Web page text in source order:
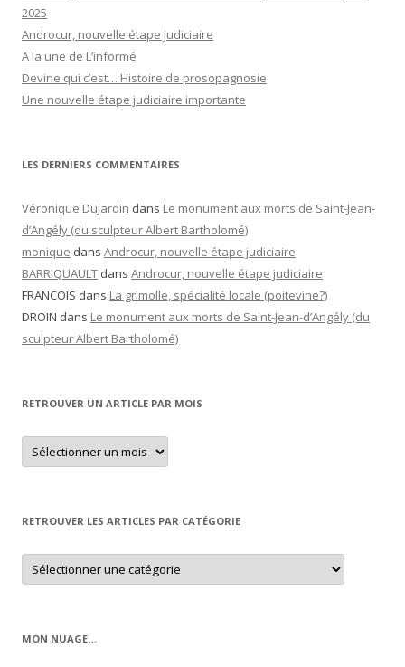
2025
Androcur, nouvelle étape judiciaire
A la une de L’informé
Devine qui c’est… Histoire de prosopagnosie
Une nouvelle étape judiciaire importante
LES DERNIERS COMMENTAIRES
Véronique Dujardin dans Le monument aux morts de Saint-Jean-
d’Angély (du sculpteur Albert Bartholomé)
monique dans Androcur, nouvelle étape judiciaire
BARRIQUAULT dans Androcur, nouvelle étape judiciaire
FRANCOIS dans La grimolle, spécialité locale (poitevine?)
DROIN dans Le monument aux morts de Saint-Jean-d’Angély (du
sculpteur Albert Bartholomé)
RETROUVER UN ARTICLE PAR MOIS
Retrouver
un
article
RETROUVER LES ARTICLES PAR CATÉGORIE
Retrouver
les
articles
MON NUAGE…